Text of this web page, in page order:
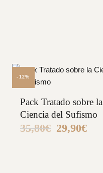
-12%
Pack Tratado sobre la
Ciencia del Sufismo
35,80€
El
precio
29,90€El